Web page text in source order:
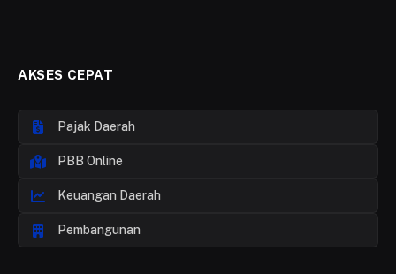
AKSES CEPAT
Pajak Daerah
PBB Online
Keuangan Daerah
Pembangunan